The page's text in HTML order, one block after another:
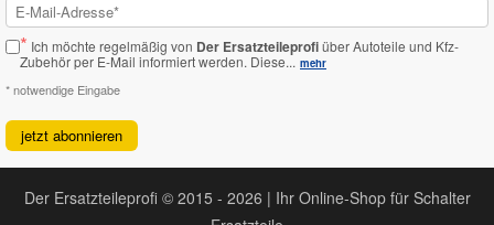
* Ich möchte regelmäßig von Der Ersatzteileprofiüber Autoteile und Kfz-
Zubehör per E-Mail informiert werden. Diese... mehr
* notwendige Eingabe
jetzt abonnieren
Der Ersatzteileprofi © 2015 - 2026 | Ihr Online-Shop für Schalter